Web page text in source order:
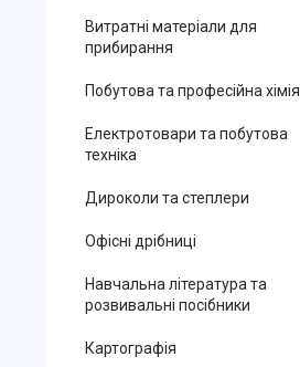
Витратні матеріали для
прибирання
Побутова та професійна хімія
Електротовари та побутова
техніка
Дироколи та степлери
Офісні дрібниці
Навчальна література та
розвивальні посібники
Картографія